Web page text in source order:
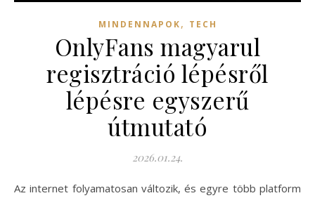
MINDENNAPOK, TECH
OnlyFans magyarul
regisztráció lépésről
lépésre egyszerű
útmutató
2026.01.24.
Az internet folyamatosan változik, és egyre több platform